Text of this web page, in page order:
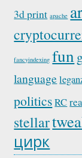
3d print apache
fancyindexing fun
language
politicsRC
stellar
цирк